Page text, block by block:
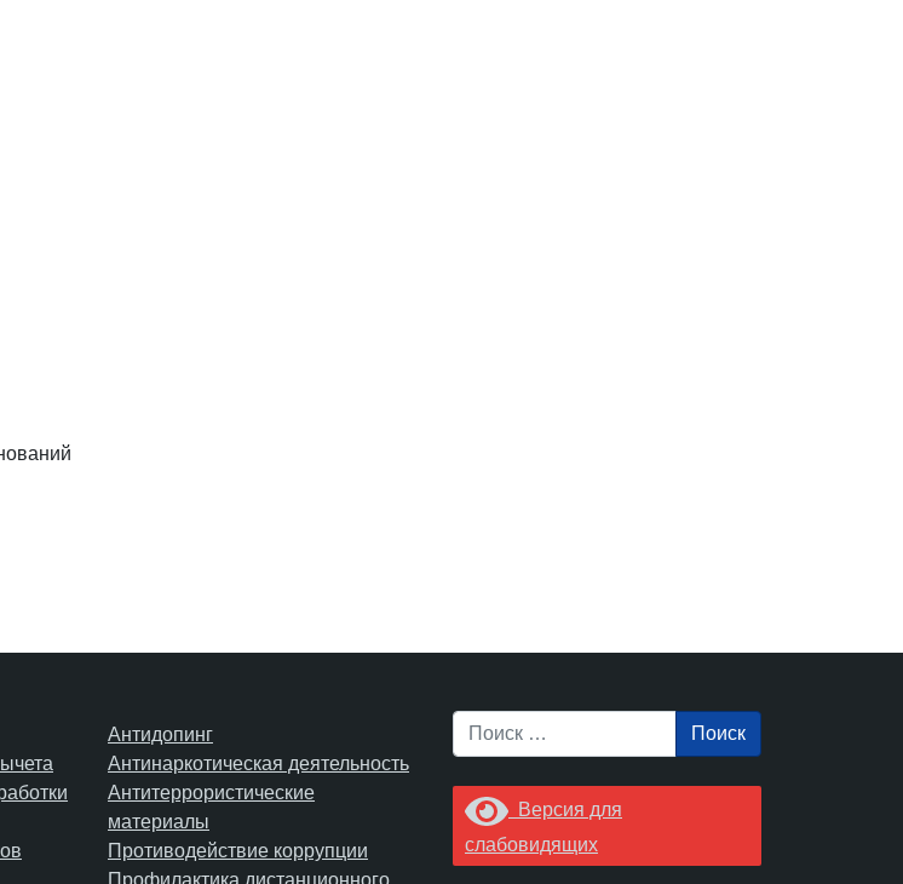
Антидопинг
Антинаркотическая деятельность
Антитеррористические
материалы
Противодействие коррупции
Поиск
Версия для
слабовидящих